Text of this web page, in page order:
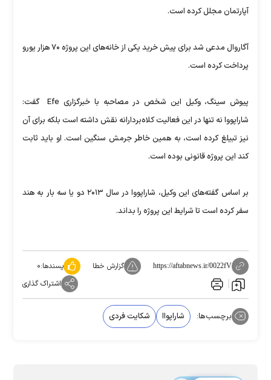
آپارتمان مجلل کرده‌ است.
آگاروال مدعی شد برای پیش خرید یکی از خانه‌های این پروژه ۷۰ هزار یورو
پرداخت کرده است.
پیوش سینگ، وکیل این شخص در مصاحبه با خبرگزاری Efe گفت:
شاراپووا نه تنها در این فعالیت کلاه‌بردارانه نقش داشته است بلکه برای آن
نیز تبیلغ کرده است، به همین خاطر جرمش سنگین است. او باید ثابت
کند این پروژه‌ قانونی بوده است.
بر اساس گفته‌های این وکیل، شاراپووا در سال ۲۰۱۳ دو یا سه بار به هند
سفر کرده است تا شرایط این پروژه‌ را بداند.
https://aftabnews.ir/0022fV گزارش خطا پسندها:۰
اشتراک گذاری
برچسب‌ها: شاراپواا شکایت فردی